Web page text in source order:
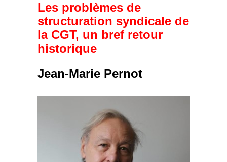
Les problèmes de
structuration syndicale de
la CGT, un bref retour
historique
Jean-Marie Pernot